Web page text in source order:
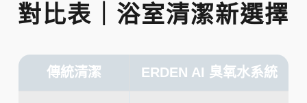
對比表｜浴室清潔新選擇
傳統清潔 ERDEN AI 臭氧水系統